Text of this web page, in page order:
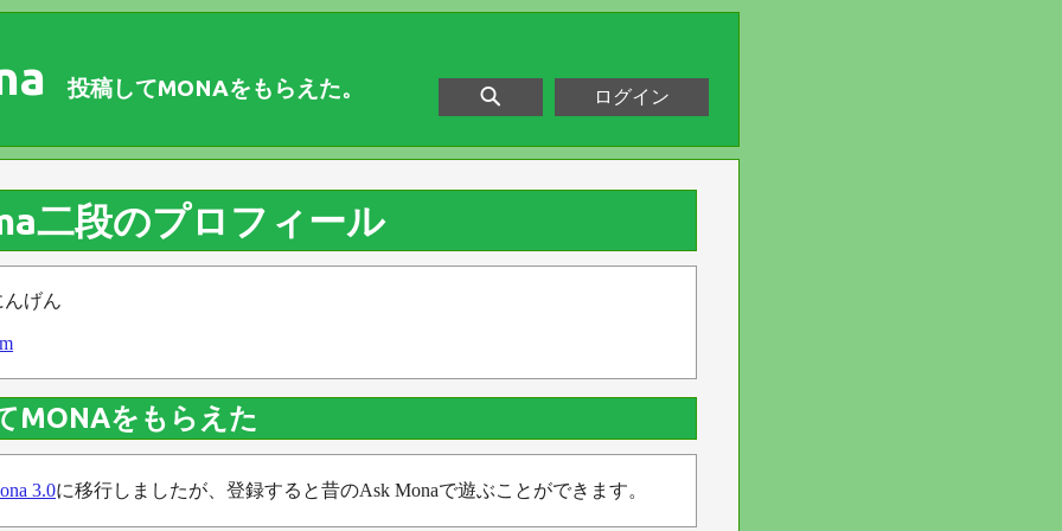
投稿してMONAをもらえた。 ログイン
二段のプロフィール
げん
MONAをもらえた
3.0に移行しましたが、登録すると昔のAsk Monaで遊ぶことができます。